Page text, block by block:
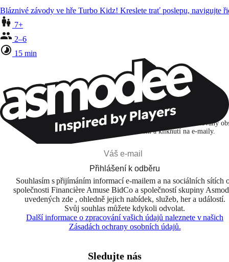
Bláznivé závody ve hře Turbo Kidz! Kreslete trať poslepu, navigujte
7+
2–6
15 min
Zůstaňte v kontaktu!
Přihlašuji se k odběru, abych objevoval hry, novinky a personalizovaný
na základě svých zájmů a svých otevření a kliknutí na e-maily.
Přihlášení k odběru
Souhlasím s přijímáním informací e-mailem a na sociálních sítích
společnosti Financière Amuse BidCo a společností skupiny
uvedených zde , ohledně jejich nabídek, služeb, her a událostí.
Svůj souhlas můžete kdykoli odvolat.
Další informace o zpracování vašich údajů naleznete v našich
Zásadách ochrany osobních údajů.
Sledujte nás